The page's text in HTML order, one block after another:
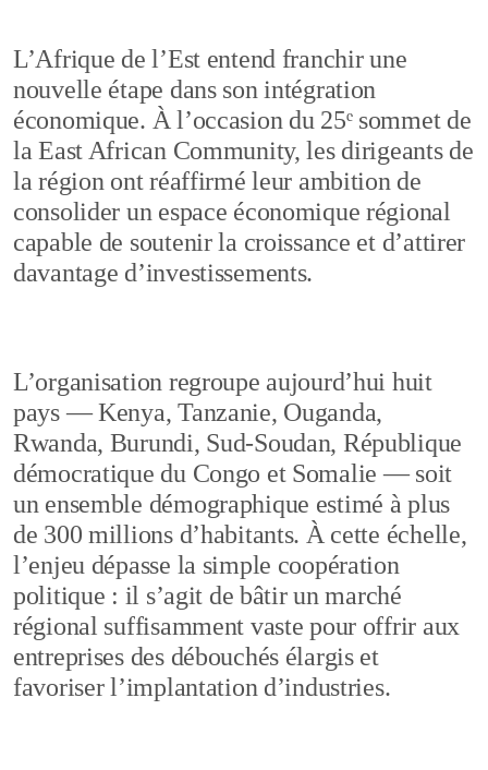
L’Afrique de l’Est entend franchir une
nouvelle étape dans son intégration
économique. À l’occasion du 25ᵉ sommet de
la East African Community, les dirigeants de
la région ont réaffirmé leur ambition de
consolider un espace économique régional
capable de soutenir la croissance et d’attirer
davantage d’investissements.
L’organisation regroupe aujourd’hui huit
pays — Kenya, Tanzanie, Ouganda,
Rwanda, Burundi, Sud-Soudan, République
démocratique du Congo et Somalie — soit
un ensemble démographique estimé à plus
de 300 millions d’habitants. À cette échelle,
l’enjeu dépasse la simple coopération
politique : il s’agit de bâtir un marché
régional suffisamment vaste pour offrir aux
entreprises des débouchés élargis et
favoriser l’implantation d’industries.